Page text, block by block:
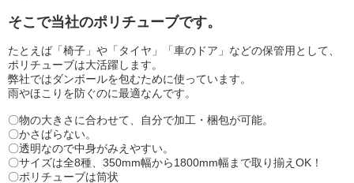
そこで当社のポリチューブです。
たとえば「椅子」や「タイヤ」「車のドア」などの保管用として、
ポリチューブは大活躍します。
弊社ではダンボールを包むために使っています。
雨やほこりを防ぐのに最適なんです。
〇物の大きさに合わせて、自分で加工・梱包が可能。
〇かさばらない。
〇透明なので中身がみえやすい。
〇サイズは全8種、350mm幅から1800mm幅まで取り揃えOK！
〇ポリチューブは筒状